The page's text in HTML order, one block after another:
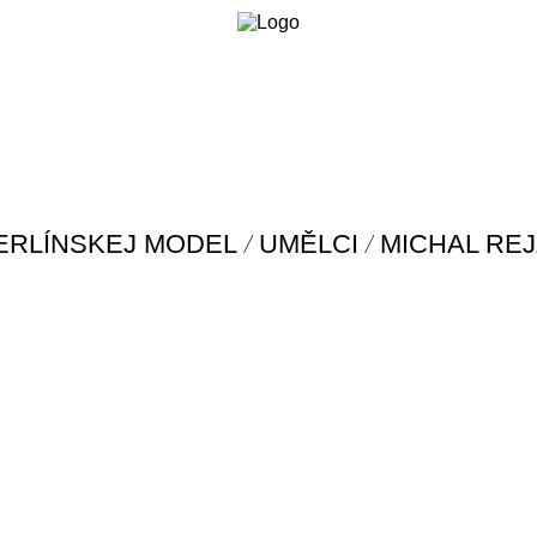
MODEL / UMĚLCI / MICHAL